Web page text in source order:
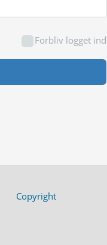
Forbliv logget ind
Copyright